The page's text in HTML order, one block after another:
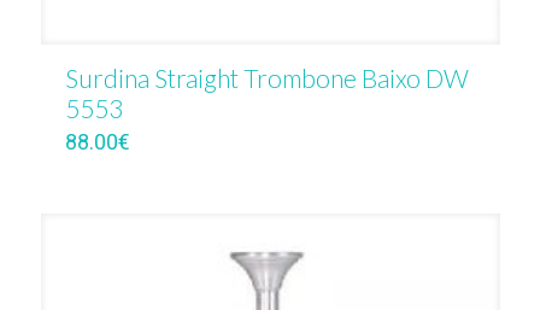
Surdina Straight Trombone Baixo DW
5553
88.00€